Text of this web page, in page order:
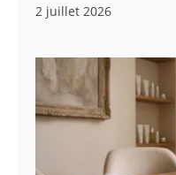
2 juillet 2026